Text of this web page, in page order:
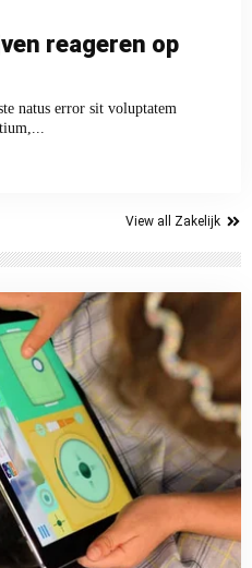
reageren op
natus error sit voluptatem
View all Zakelijk